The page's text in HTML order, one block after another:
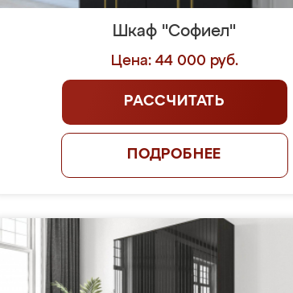
Шкаф "Софиел"
Цена: 44 000 руб.
РАССЧИТАТЬ
ПОДРОБНЕЕ